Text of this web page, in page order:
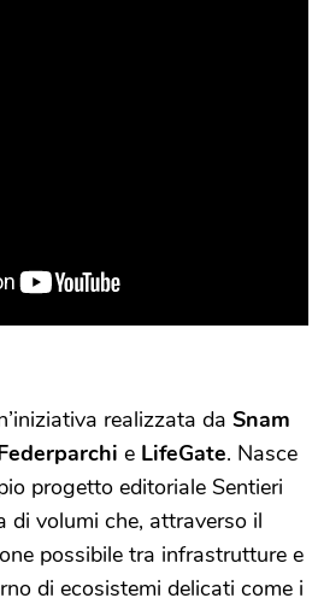
realizzata da Snam
e LifeGate. Nasce
progetto editoriale Sentieri
di volumi che, attraverso il
possibile tra infrastrutture e
di ecosistemi delicati come i